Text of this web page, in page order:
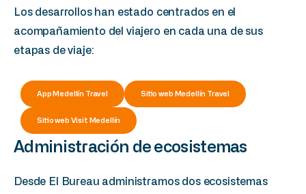
Los desarrollos han estado centrados en el
acompañamiento del viajero en cada una de sus
etapas de viaje:
App Medellín Travel Sitio web Medellín Travel
Sitio web Visit Medellín
Administración de ecosistemas
Desde El Bureau administramos dos ecosistemas